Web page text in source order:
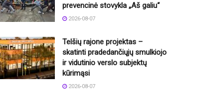
prevencinė stovykla „Aš galiu“
2026-08-07
Telšių rajone projektas –
skatinti pradedančiųjų smulkiojo
ir vidutinio verslo subjektų
kūrimąsi
2026-08-07